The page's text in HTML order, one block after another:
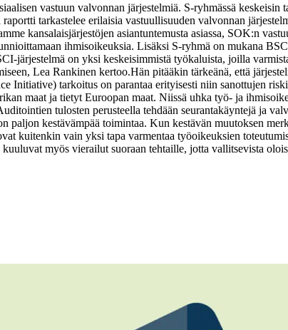
vastuun valvonnan järjestelmiä. S-ryhmässä
tarkastelee erilaisia vastuullisuuden valvonnan
kansalaisjärjestöjen asiantuntemusta asiassa, SOK:n
ihmisoikeuksia. Lisäksi S-ryhmä on mukana
järjestelmä on yksi keskeisimmistä työkaluista, joilla
Lea Rankinen kertoo.Hän pitääkin tärkeänä, että
Initiative) tarkoitus on parantaa erityisesti niin sanottujen
maat ja tietyt Euroopan maat. Niissä uhka työ- ja
tulosten perusteella tehdään seurantakäyntejä ja
paljon kestävämpää toimintaa. Kun kestävän muutoksen
kuitenkin vain yksi tapa varmentaa työoikeuksien
myös vierailut suoraan tehtaille, jotta vallitsevista